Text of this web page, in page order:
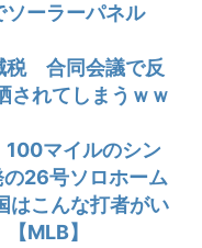
ソーラーパネル
税 合同会議で反
されてしまうｗｗ
100マイルのシン
26号ソロホーム
こんな打者がい
MLB】